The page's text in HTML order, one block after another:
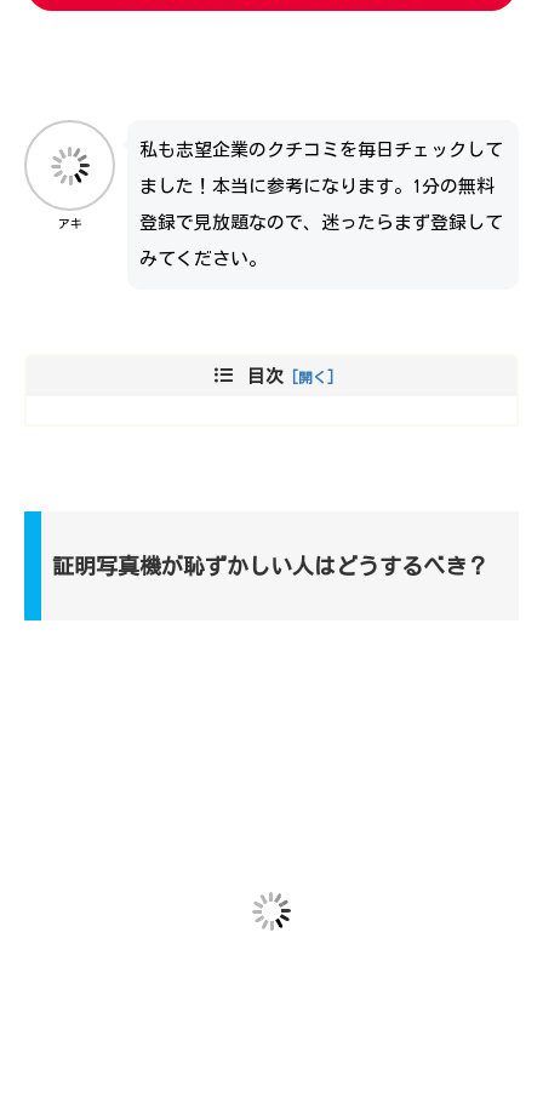
アキ
私も志望企業のクチコミを毎日チェックして
ました！本当に参考になります。1分の無料
登録で見放題なので、迷ったらまず登録して
みてください。
目次
証明写真機が恥ずかしい人はどうするべき？